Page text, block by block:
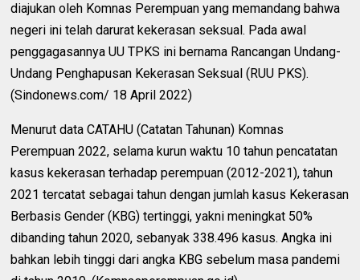
diajukan oleh Komnas Perempuan yang memandang bahwa
negeri ini telah darurat kekerasan seksual. Pada awal
penggagasannya UU TPKS ini bernama Rancangan Undang-
Undang Penghapusan Kekerasan Seksual (RUU PKS).
(Sindonews.com/ 18 April 2022)
Menurut data CATAHU (Catatan Tahunan) Komnas
Perempuan 2022, selama kurun waktu 10 tahun pencatatan
kasus kekerasan terhadap perempuan (2012-2021), tahun
2021 tercatat sebagai tahun dengan jumlah kasus Kekerasan
Berbasis Gender (KBG) tertinggi, yakni meningkat 50%
dibanding tahun 2020, sebanyak 338.496 kasus. Angka ini
bahkan lebih tinggi dari angka KBG sebelum masa pandemi